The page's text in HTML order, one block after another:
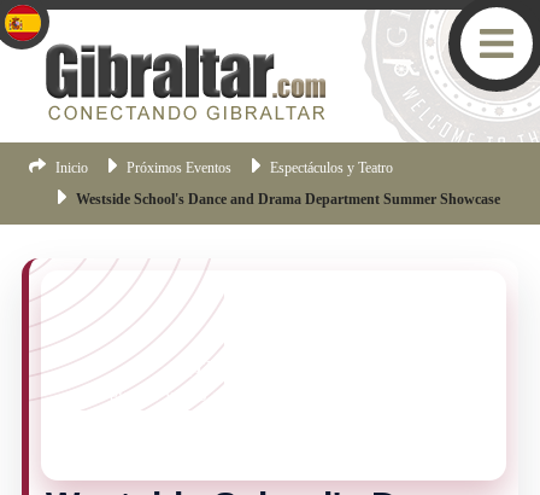
Inicio Próximos Eventos
Espectáculos y Teatro
Westside School's Dance and Drama Department Summer Showcase
¡TE LO PERDISTE!
Este evento ya no esta vigente, pero hay muchas mas